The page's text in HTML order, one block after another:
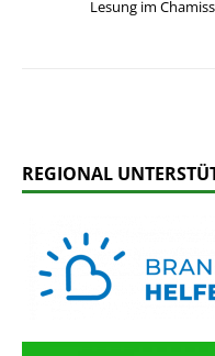
Lesung im
REGIONAL